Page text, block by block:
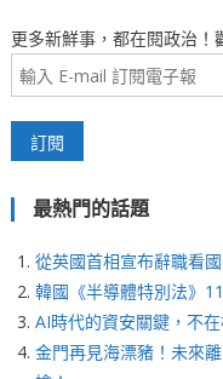
更多新鮮事，都在閱政治！
最熱門的話題
從英國首相宣布辭職看
韓國《半導體特別法》
AI時代的資安關鍵，不
金門再見海漂豬！未來